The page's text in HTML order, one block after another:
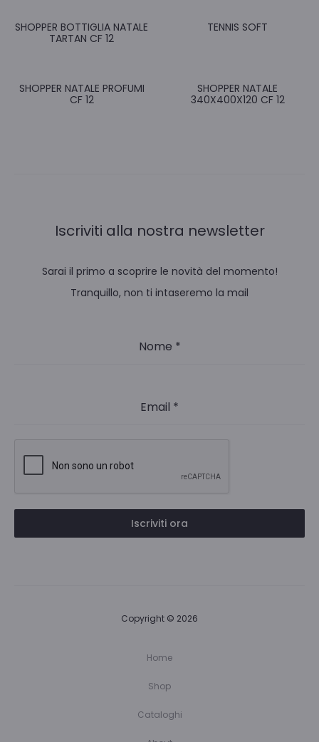
SHOPPER BOTTIGLIA NATALE
TARTAN CF 12
TENNIS SOFT
SHOPPER NATALE PROFUMI
CF 12
SHOPPER NATALE
340X400X120 CF 12
Iscriviti alla nostra newsletter
Sarai il primo a scoprire le novità del momento!
Tranquillo, non ti intaseremo la mail
Nome *
Email *
Iscriviti ora
Copyright © 2026
Home
Shop
Cataloghi